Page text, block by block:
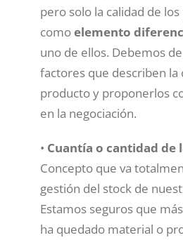
pero solo la calidad de
comoelemento
uno de ellos. Debemos
factores que describen la
producto y proponerlos
en la negociación.
• Cuantía o cantidad de
Concepto que va
gestión del stock de
Estamos seguros que
ha quedado material o